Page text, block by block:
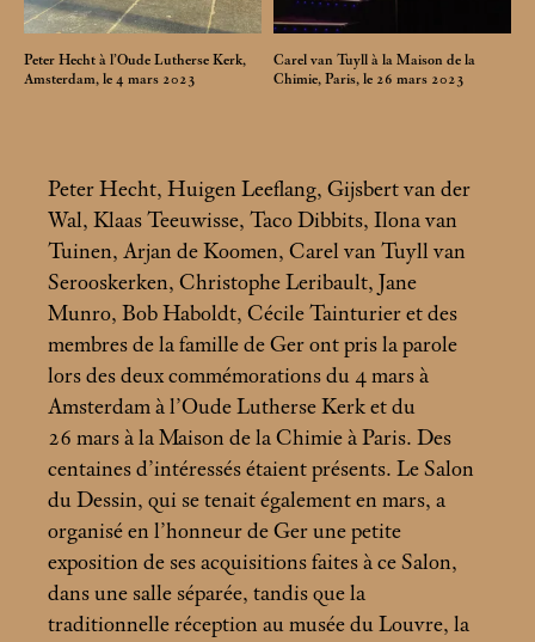
Peter Hecht à l’Oude Lutherse Kerk,
Amsterdam, le 4 mars 2023
Carel van Tuyll à la Maison de la
Chimie, Paris, le 26 mars 2023
Peter Hecht, Huigen Leeflang, Gijsbert van der
Wal, Klaas Teeuwisse, Taco Dibbits, Ilona van
Tuinen, Arjan de Koomen, Carel van Tuyll van
Serooskerken, Christophe Leribault, Jane
Munro, Bob Haboldt, Cécile Tainturier et des
membres de la famille de Ger ont pris la parole
lors des deux commémorations du 4 mars à
Amsterdam à l’Oude Lutherse Kerk et du
26 mars à la Maison de la Chimie à Paris. Des
centaines d’intéressés étaient présents. Le Salon
du Dessin, qui se tenait également en mars, a
organisé en l’honneur de Ger une petite
exposition de ses acquisitions faites à ce Salon,
dans une salle séparée, tandis que la
traditionnelle réception au musée du Louvre, la